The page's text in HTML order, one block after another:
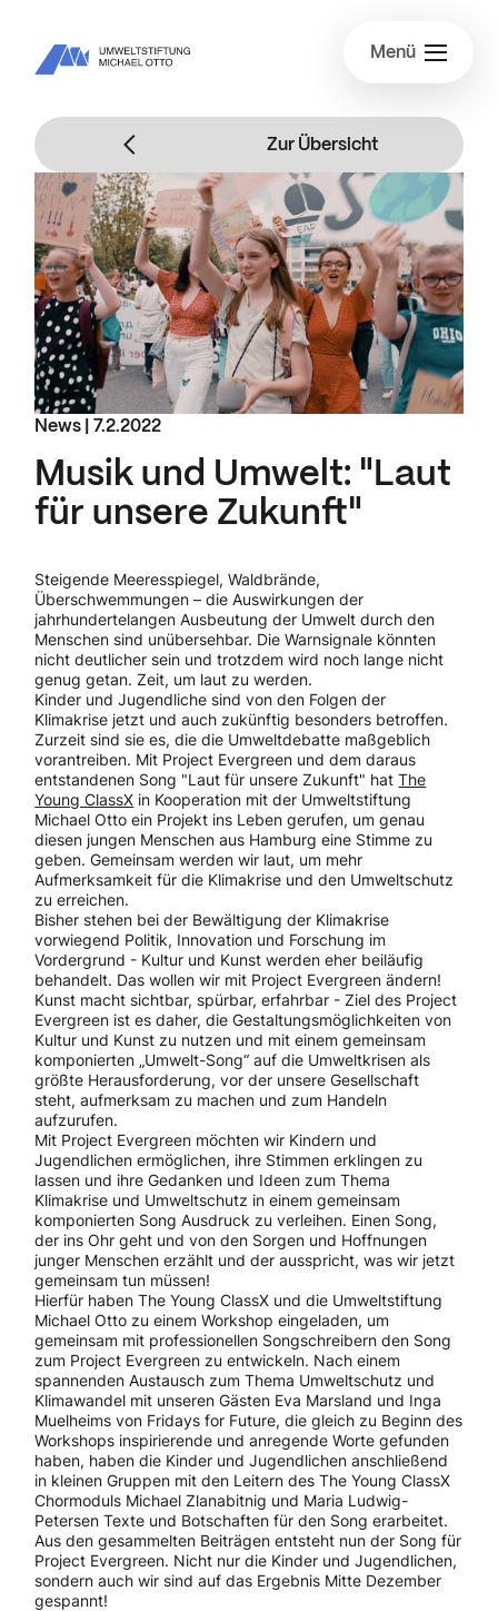
Menü
News | 7.2.2022
Musik und Umwelt: "Laut
für unsere Zukunft"
Steigende Meeresspiegel, Waldbrände,
Überschwemmungen – die Auswirkungen der
jahrhundertelangen Ausbeutung der Umwelt durch den
Menschen sind unübersehbar. Die Warnsignale könnten
nicht deutlicher sein und trotzdem wird noch lange nicht
genug getan. Zeit, um laut zu werden.
Kinder und Jugendliche sind von den Folgen der
Klimakrise jetzt und auch zukünftig besonders betroffen.
Zurzeit sind sie es, die die Umweltdebatte maßgeblich
vorantreiben. Mit Project Evergreen und dem daraus
entstandenen Song "Laut für unsere Zukunft" hatThe
Young ClassX in Kooperation mit der Umweltstiftung
Michael Otto ein Projekt ins Leben gerufen, um genau
diesen jungen Menschen aus Hamburg eine Stimme zu
geben. Gemeinsam werden wir laut, um mehr
Aufmerksamkeit für die Klimakrise und den Umweltschutz
zu erreichen.
Bisher stehen bei der Bewältigung der Klimakrise
vorwiegend Politik, Innovation und Forschung im
Vordergrund - Kultur und Kunst werden eher beiläufig
behandelt. Das wollen wir mit Project Evergreen ändern!
Kunst macht sichtbar, spürbar, erfahrbar - Ziel des Project
Evergreen ist es daher, die Gestaltungsmöglichkeiten von
Kultur und Kunst zu nutzen und mit einem gemeinsam
komponierten „Umwelt-Song“ auf die Umweltkrisen als
größte Herausforderung, vor der unsere Gesellschaft
steht, aufmerksam zu machen und zum Handeln
aufzurufen.
Mit Project Evergreen möchten wir Kindern und
Jugendlichen ermöglichen, ihre Stimmen erklingen zu
lassen und ihre Gedanken und Ideen zum Thema
Klimakrise und Umweltschutz in einem gemeinsam
komponierten Song Ausdruck zu verleihen. Einen Song,
der ins Ohr geht und von den Sorgen und Hoffnungen
junger Menschen erzählt und der ausspricht, was wir jetzt
gemeinsam tun müssen!
Hierfür haben The Young ClassX und die Umweltstiftung
Michael Otto zu einem Workshop eingeladen, um
gemeinsam mit professionellen Songschreibern den Song
zum Project Evergreen zu entwickeln. Nach einem
spannenden Austausch zum Thema Umweltschutz und
Klimawandel mit unseren Gästen Eva Marsland und Inga
Muelheims von Fridays for Future, die gleich zu Beginn des
Workshops inspirierende und anregende Worte gefunden
haben, haben die Kinder und Jugendlichen anschließend
in kleinen Gruppen mit den Leitern des The Young ClassX
Chormoduls Michael Zlanabitnig und Maria Ludwig-
Petersen Texte und Botschaften für den Song erarbeitet.
Aus den gesammelten Beiträgen entsteht nun der Song für
Project Evergreen. Nicht nur die Kinder und Jugendlichen,
sondern auch wir sind auf das Ergebnis Mitte Dezember
gespannt!
Zur Übersicht